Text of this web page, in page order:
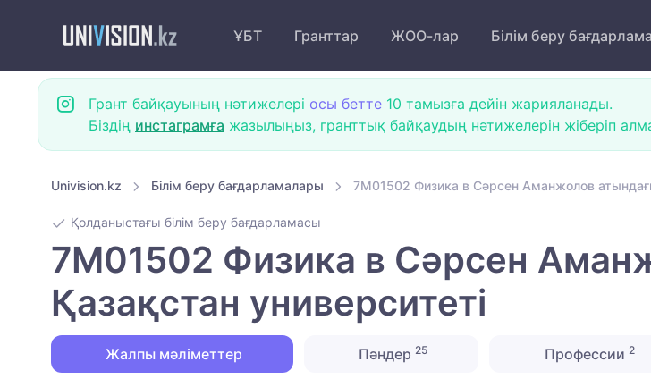
ҰБТ Гранттар ЖОО-лар Білім беру
Грант байқауының нәтижелері осы бетте 10 тамызға дейін жарияланады.
Біздің инстаграмға жазылыңыз, гранттық байқаудың нәтижелерін жіберіп
Univision.kz Білім беру бағдарламалары 7M01502 Физика в Сәрсен Аманжолов
Қолданыстағы білім беру бағдарламасы
7M01502 Физика в Сәрсен
Қазақстан университеті
Жалпы мәліметтер Пәндер25 Профессии 2